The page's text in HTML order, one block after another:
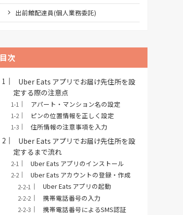
出前館配達員(個人業務委託)
目次
Uber Eats アプリでお届け先住所を設
定する際の注意点
アパート・マンション名の設定
ピンの位置情報を正しく設定
住所情報の注意事項を入力
Uber Eats アプリでお届け先住所を設
定するまで流れ
Uber Eats アプリのインストール
Uber Eats アカウントの登録・作成
Uber Eats アプリの起動
携帯電話番号の入力
携帯電話番号によるSMS認証